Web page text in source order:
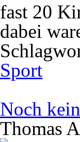
fast 20
dabei
Sport
Noch
Thomas